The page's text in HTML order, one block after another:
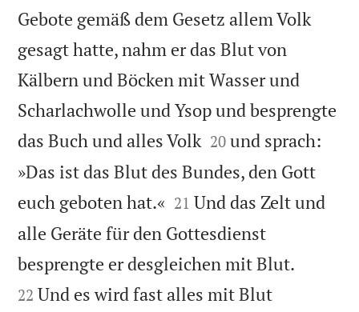
Gebote gemäß dem Gesetz allem Volk
gesagt hatte, nahm er das Blut von
Kälbern und Böcken mit Wasser und
Scharlachwolle und Ysop und besprengte
das Buch und alles Volk
20 und sprach:
»Das ist das Blut des Bundes, den Gott
euch geboten hat.« 

21 Und das Zelt und
alle Geräte für den Gottesdienst
besprengte er desgleichen mit Blut.
22 Und es wird fast alles mit Blut